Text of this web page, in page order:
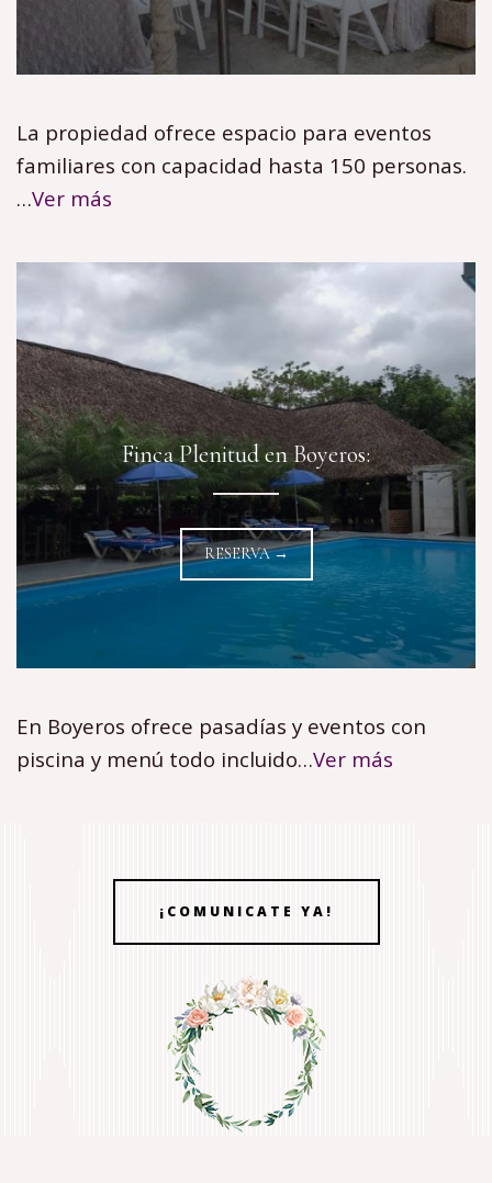
La propiedad ofrece espacio para eventos
familiares con capacidad hasta 150 personas.
…Ver más
Finca Plenitud en Boyeros:
RESERVA →
En Boyeros ofrece pasadías y eventos con
piscina y menú todo incluido…Ver más
¡COMUNICATE YA!